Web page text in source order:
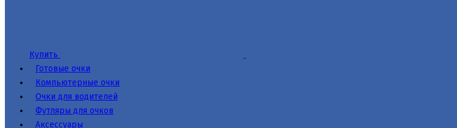
Купить
Готовые очки
Компьютерные очки
Очки для водителей
Футляры для очков
Аксессуары